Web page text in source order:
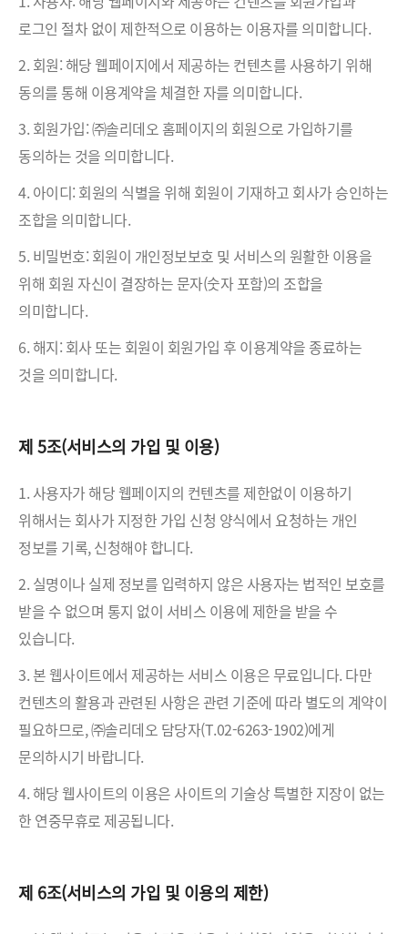
로그인 절차 없이 제한적으로 이용하는 이용자를 의미합니다.
2. 회원: 해당 웹페이지에서 제공하는 컨텐츠를 사용하기 위해
동의를 통해 이용계약을 체결한 자를 의미합니다.
3. 회원가입: ㈜솔리데오 홈페이지의 회원으로 가입하기를
동의하는 것을 의미합니다.
4. 아이디: 회원의 식별을 위해 회원이 기재하고 회사가 승인하는
조합을 의미합니다.
5. 비밀번호: 회원이 개인정보보호 및 서비스의 원활한 이용을
위해 회원 자신이 결장하는 문자(숫자 포함)의 조합을
의미합니다.
6. 해지: 회사 또는 회원이 회원가입 후 이용계약을 종료하는
것을 의미합니다.
제 5조(서비스의 가입 및 이용)
1. 사용자가 해당 웹페이지의 컨텐츠를 제한없이 이용하기
위해서는 회사가 지정한 가입 신청 양식에서 요청하는 개인
정보를 기록, 신청해야 합니다.
2. 실명이나 실제 정보를 입력하지 않은 사용자는 법적인 보호를
받을 수 없으며 통지 없이 서비스 이용에 제한을 받을 수
있습니다.
3. 본 웹사이트에서 제공하는 서비스 이용은 무료입니다. 다만
컨텐츠의 활용과 관련된 사항은 관련 기준에 따라 별도의 계약이
필요하므로, ㈜솔리데오 담당자(T.02-6263-1902)에게
문의하시기 바랍니다.
4. 해당 웹사이트의 이용은 사이트의 기술상 특별한 지장이 없는
한 연중무휴로 제공됩니다.
제 6조(서비스의 가입 및 이용의 제한)